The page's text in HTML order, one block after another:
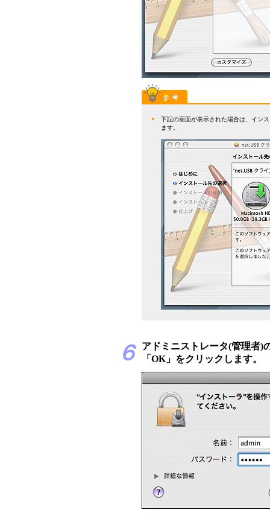
●
下記の画面が表示された場合は、イン
ます。
６ アドミニストレータ(管理者)
「OK」をクリックします。